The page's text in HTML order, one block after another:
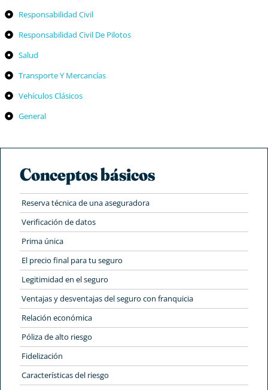
Responsabilidad Civil
Responsabilidad Civil De Pilotos
Salud
Transporte Y Mercancías
Vehículos Clásicos
General
Conceptos básicos
Reserva técnica de una aseguradora
Verificación de datos
Prima única
El precio final para tu seguro
Legitimidad en el seguro
Ventajas y desventajas del seguro con franquicia
Relación económica
Póliza de alto riesgo
Fidelización
Características del riesgo